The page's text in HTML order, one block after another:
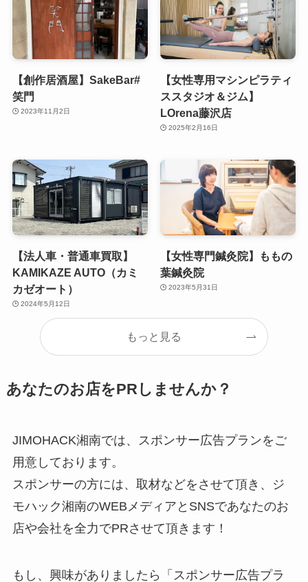
【創作居酒屋】SakeBar#
笑門
2023年11月2日
【女性専用マシンピラティ
ススタジオ＆ジム】
LOrena藤沢店
2025年2月16日
【法人車・普通車買取】
KAMIKAZE AUTO（カミ
カゼオート）
2024年5月12日
【女性専門鍼灸院】ももの
葉鍼灸院
2023年5月31日
もっと見る
あなたのお店をPRしませんか？
JIMOHACK湘南では、スポンサー広告プランをご
用意しております。
スポンサーの方には、取材などをさせて頂き、ジ
モハック湘南のWEBメディアとSNSであなたのお
店や会社を全力でPRさせて頂きます！
もし、興味がありましたら「スポンサー広告プラ